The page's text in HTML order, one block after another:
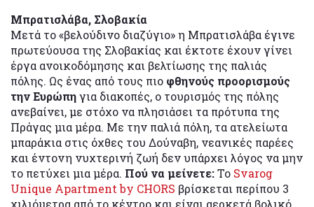
Μπρατισλάβα, Σλοβακία
Μετά το «βελούδινο διαζύγιο» η Μπρατισλάβα έγινε
πρωτεύουσα της Σλοβακίας και έκτοτε έχουν γίνει
έργα ανοικοδόμησης και βελτίωσης της παλιάς
πόλης. Ως ένας από τους πιο φθηνούς προορισμούς
την Ευρώπηγια διακοπές, ο τουρισμός της πόλης
ανεβαίνει, με στόχο να πλησιάσει τα πρότυπα της
Πράγας μια μέρα. Με την παλιά πόλη, τα ατελείωτα
μπαράκια στις όχθες του Δούναβη, νεανικές παρέες
και έντονη νυχτερινή ζωή δεν υπάρχει λόγος να μην
το πετύχει μια μέρα. Πού να μείνετε:Το Svarog
Unique Apartment by CHORS βρίσκεται περίπου 3
χιλιόμετρα από το κέντρο και είναι αερκετά βολικό.